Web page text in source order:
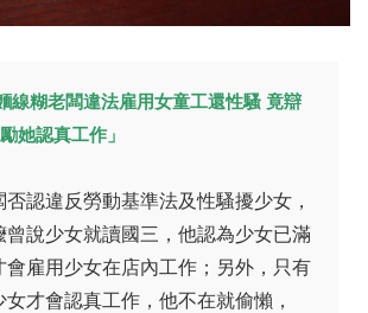
線糊老闆違法雇用女童工還性騷 竟辯
她認真工作」
認違反勞動基準法及性騷擾少女，
曾說少女就讀國三，他認為少女已滿
會雇用少女在店內工作；另外，只有
才會認真工作，他不在就偷懶，